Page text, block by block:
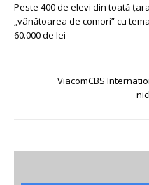
Peste 400 de elevi din toată
„vânătoarea de comori” cu
60.000 de lei
ViacomCBS